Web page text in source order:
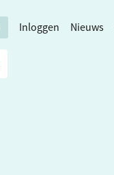
Inloggen Nieuws